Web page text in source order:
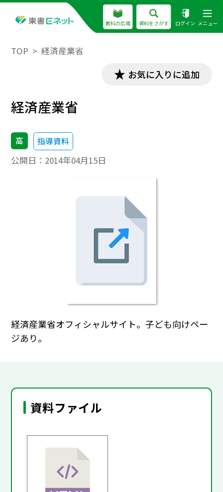
教科の広場 資料をさがす ログイン メニュー
TOP 経済産業省
お気に入りに追加
経済産業省
高 指導資料
公開日： 2014年04月15日
経済産業省オフィシャルサイト。子ども向けペー
ジあり。
資料ファイル